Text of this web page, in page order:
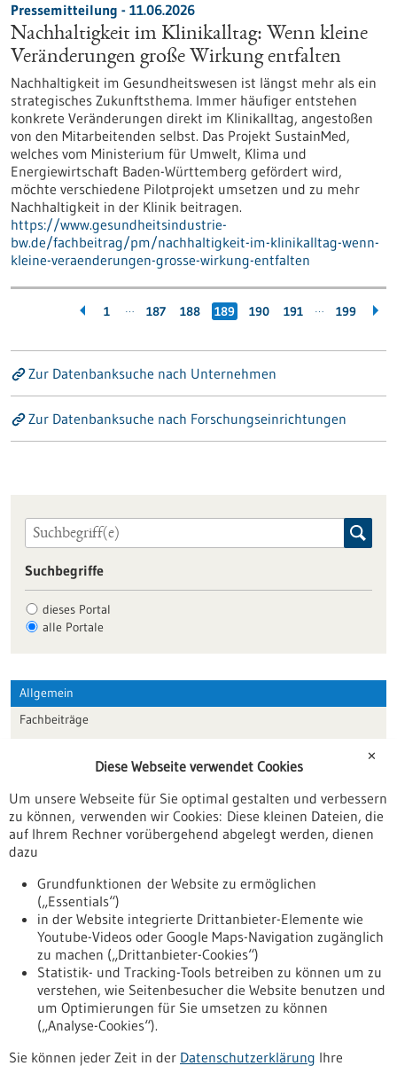
Pressemitteilung - 11.06.2026
Nachhaltigkeit im Klinikalltag: Wenn kleine
Veränderungen große Wirkung entfalten
Nachhaltigkeit im Gesundheitswesen ist längst mehr als ein
strategisches Zukunftsthema. Immer häufiger entstehen
konkrete Veränderungen direkt im Klinikalltag, angestoßen
von den Mitarbeitenden selbst. Das Projekt SustainMed,
welches vom Ministerium für Umwelt, Klima und
Energiewirtschaft Baden-Württemberg gefördert wird,
möchte verschiedene Pilotprojekt umsetzen und zu mehr
Nachhaltigkeit in der Klinik beitragen.
https://www.gesundheitsindustrie-
bw.de/fachbeitrag/pm/nachhaltigkeit-im-klinikalltag-wenn-
kleine-veraenderungen-grosse-wirkung-entfalten
1 … 187 188 189 190 191 … 199
Zur Datenbanksuche nach Unternehmen
Zur Datenbanksuche nach Forschungseinrichtungen
Suchbegriffe
dieses Portal
alle Portale
Allgemein
Fachbeiträge
Veranstaltungen
Erscheinungsdatum
Nach oben
✕
Diese Webseite verwendet Cookies
Um unsere Webseite für Sie optimal gestalten und verbessern
zu können, verwenden wir Cookies: Diese kleinen Dateien, die
auf Ihrem Rechner vorübergehend abgelegt werden, dienen
dazu
Grundfunktionen der Website zu ermöglichen
(„Essentials“)
in der Website integrierte Drittanbieter-Elemente wie
Youtube-Videos oder Google Maps-Navigation zugänglich
zu machen („Drittanbieter-Cookies“)
Statistik- und Tracking-Tools betreiben zu können um zu
verstehen, wie Seitenbesucher die Website benutzen und
um Optimierungen für Sie umsetzen zu können
(„Analyse-Cookies“).
Sie können jeder Zeit in der Datenschutzerklärung Ihre